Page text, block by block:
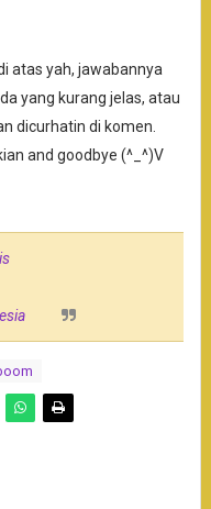
atas yah, jawabannya
yang kurang jelas, atau
dicurhatin di komen.
and goodbye (^_^)V